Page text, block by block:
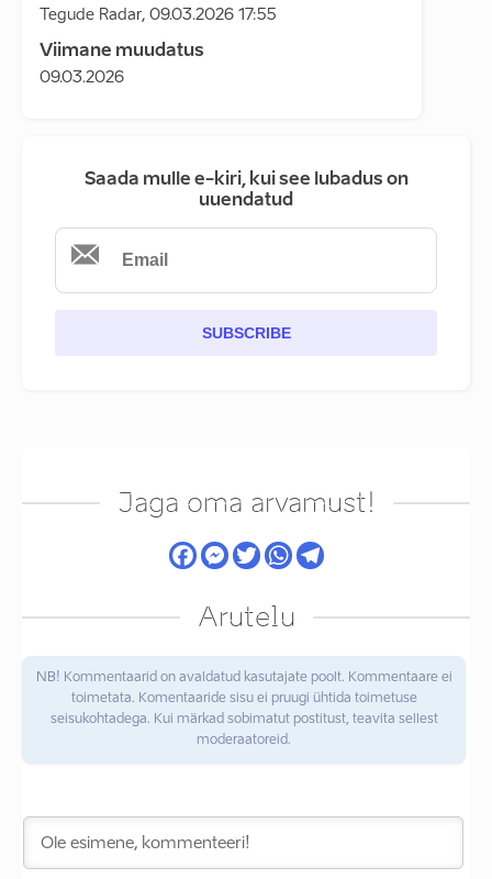
Tegude Radar, 09.03.2026 17:55
Viimane muudatus
09.03.2026
Saada mulle e-kiri, kui see lubadus on
uuendatud
SUBSCRIBE
Jaga oma arvamust!
Arutelu
NB! Kommentaarid on avaldatud kasutajate poolt. Kommentaare ei
toimetata. Komentaaride sisu ei pruugi ühtida toimetuse
seisukohtadega. Kui märkad sobimatut postitust, teavita sellest
moderaatoreid.